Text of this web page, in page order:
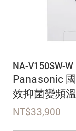
NA-V150SW-W
Panasonic
效抑菌變頻
NT$33,900
加入 JARVIS VIP